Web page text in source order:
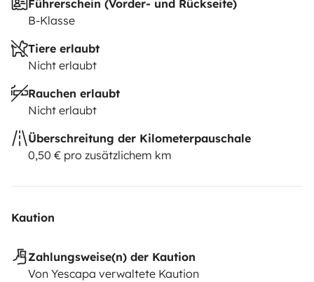
Führerschein (Vorder- und Rückseite)
B-Klasse
Tiere erlaubt
Nicht erlaubt
Rauchen erlaubt
Nicht erlaubt
Überschreitung der Kilometerpauschale
0,50 € pro zusätzlichem km
Kaution
Zahlungsweise(n) der Kaution
Von Yescapa verwaltete Kaution